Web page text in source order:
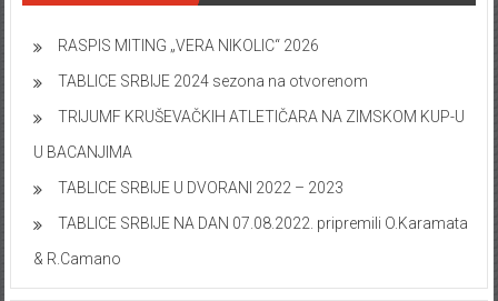
RASPIS MITING „VERA NIKOLIC“ 2026
TABLICE SRBIJE 2024 sezona na otvorenom
TRIJUMF KRUŠEVAČKIH ATLETIČARA NA ZIMSKOM KUP-U
U BACANJIMA
TABLICE SRBIJE U DVORANI 2022 – 2023
TABLICE SRBIJE NA DAN 07.08.2022. pripremili O.Karamata
& R.Camano